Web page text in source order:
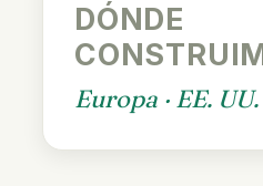
DÓNDE
Europa · EE. UU.